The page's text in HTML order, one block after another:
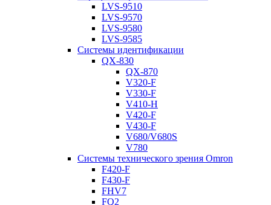
LVS-9510
LVS-9570
LVS-9580
LVS-9585
Системы идентификации
QX-830
QX-870
V320-F
V330-F
V410-H
V420-F
V430-F
V680/V680S
V780
Системы технического зрения Omron
F420-F
F430-F
FHV7
FQ2